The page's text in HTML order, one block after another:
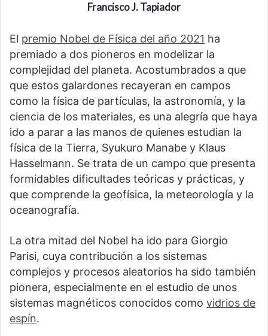
Francisco J. Tapiador
El premio Nobel de Física del año 2021 ha
premiado a dos pioneros en modelizar la
complejidad del planeta. Acostumbrados a que
que estos galardones recayeran en campos
como la física de partículas, la astronomía, y la
ciencia de los materiales, es una alegría que haya
ido a parar a las manos de quienes estudian la
física de la Tierra, Syukuro Manabe y Klaus
Hasselmann. Se trata de un campo que presenta
formidables dificultades teóricas y prácticas, y
que comprende la geofísica, la meteorología y la
oceanografía.
La otra mitad del Nobel ha ido para Giorgio
Parisi, cuya contribución a los sistemas
complejos y procesos aleatorios ha sido también
pionera, especialmente en el estudio de unos
sistemas magnéticos conocidos como vidrios de
espín.